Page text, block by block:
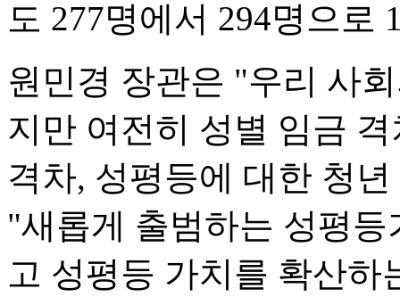
도 277명에서 294명으로
원민경 장관은 "우리 사
지만 여전히 성별 임금
격차, 성평등에 대한 청
"새롭게 출범하는 성평
고 성평등 가치를 확산하